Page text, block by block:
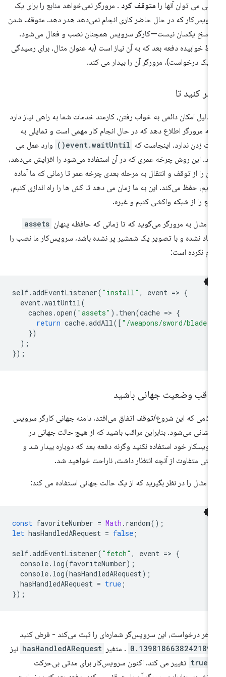
می توان آنها رامتوقف کرد . مرورگر نمی‌خواهد منابع را برای یک
که در حال حاضر کاری انجام نمی‌دهد هدر دهد. متوقف شدن
یکسان نیست—کارگر سرویس همچنان نصب و فعال می‌شود.
خوابیده دفعه بعد که به آن نیاز است (به عنوان مثال، برای رسیدگی
یک درخواست)، مرورگر آن را بیدار می کند.
کنید تا
دلیل امکان دائمی به خواب رفتن، کارمند خدمات شما به راهی نیاز دارد
به مرورگر اطلاع دهد که در حال انجام کار مهمی است و تمایلی به
زدن ندارد. اینجاست که event.waitUntil()
وارد عمل می
این روش چرخه عمری که در آن استفاده می‌شود را افزایش می‌دهد،
را از توقف و انتقال به مرحله بعدی چرخه عمر تا زمانی که ما آماده
حفظ می‌کند. این به ما زمان می دهد تا کش ها را راه اندازی کنیم،
را از شبکه واکشی کنیم و غیره.
مثال به مرورگر می‌گوید که تا زمانی که حافظه پنهان assets
نشده و با تصویر یک شمشیر پر نشده باشد، سرویس‌کار ما نصب را
نکرده است:
self.addEventListener("install", event =
event.waitUntil
caches.open("assets").then(cache =
return cache.addAll (["/weapons/sword/
وضعیت جهانی باشید
که این شروع/توقف اتفاق می‌افتد، دامنه جهانی کارگر سرویس
می‌شود. بنابراین مراقب باشید که از هیچ حالت جهانی در
خود استفاده نکنید وگرنه دفعه بعد که دوباره بیدار شد و
متفاوت از آنچه انتظار داشت، ناراحت خواهید شد.
مثال را در نظر بگیرید که از یک حالت جهانی استفاده می کند:
const favoriteNumber = Math.random
let hasHandledARequest = false
self.addEventListener("fetch", event =
console.log(favoriteNumber
console.log(hasHandledARequest
hasHandledARequest
= true
هر درخواست، این سرویس‌گر شماره‌ای را ثبت می‌کند - فرض کنید
. متغیر hasHandledARequest نیز
true تغییر می کند. اکنون سرویس‌کار برای مدتی بی‌حرکت